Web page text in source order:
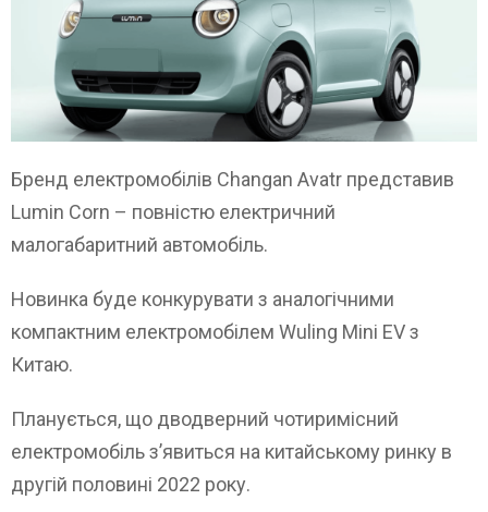
Бренд електромобілів Changan Avatr представив
Lumin Corn – повністю електричний
малогабаритний автомобіль.
Новинка буде конкурувати з аналогічними
компактним електромобілем Wuling Mini EV з
Китаю.
Планується, що дводверний чотиримісний
електромобіль з’явиться на китайському ринку в
другій половині 2022 року.